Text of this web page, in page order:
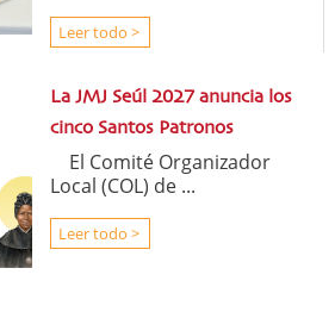
Leer todo >
La JMJ Seúl 2027 anuncia los
cinco Santos Patronos
El Comité Organizador
Local (COL) de ...
Leer todo >